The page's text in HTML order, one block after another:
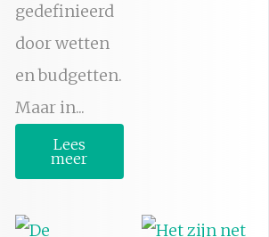
gedefinieerd
door wetten
en budgetten.
Maar in...
Lees
meer